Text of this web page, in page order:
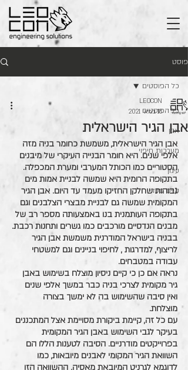
פוסט
כל הפוסטים
אבן
מערכות חיפוי
עיגון
קייס סטדי
כל הפוסטים
אבן הגיר הישראלית
LEOCON
18 במאי 2021
אבן הגיר הישראלית, משמשת כחומר בניה מזה
אלפי שנים. היא חומר הבנייה העיקרי של מיבנים
הסטוריים כמו הכותל המערבי ומערת המכפלה.
בתקופה הרומית היא שמשה לבניית אמות מים
גבוהות שחלקן החזיקו מעמד עד היום. אבן הגיר
המקומית שמשה גם לבניית מבצרי הצלבנים וגם
בתקופה העותמנית בנו באמצעותה מספר רב של
מבנים הנדסיים מורכבים כמו גשרים ותחנות רכבת.
בבניה בישראל המודרנית משמשת אבן הגיר
לריצוף, למדרגות , לחיפוי בניינים וגם למשטחי
עבודה במטבחים.
נראה אם כן כי קיים ניסיון מוצלח בשימוש באבן
גיר מקומית לצרכי בניה כבר במשך אלפי שנים
ואין סיבה שהשימוש בה לא ימשך בצורה
מוצלחת.
עם כל זה, קיימת ביקורת מסויימת אצל המתכננים
בעיקר לגבי השימוש באבן הגיר המקומית
בפרוייקטים מודרניים. הסיבה לטענות הללו הם
השוואת הגיר המקומי לאבנים מיובאות, כמו
לדוגמא לגרניט המיובאת מאסיה. ההשוואה הזו